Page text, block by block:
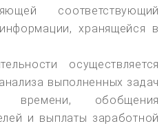
соответствующий
хранящейся в
осуществляется
выполненных задач
времени, обобщения
и выплаты заработной